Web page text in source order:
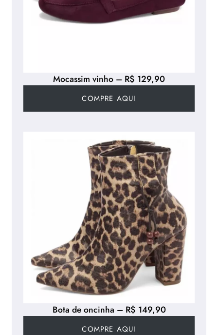
Mocassim vinho – R$ 129,90
COMPRE AQUI
Bota de oncinha – R$ 149,90
COMPRE AQUI